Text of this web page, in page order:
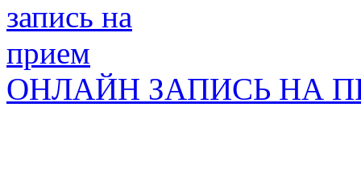
ОНЛАЙН ЗАПИСЬ НА